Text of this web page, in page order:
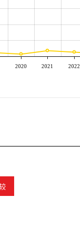
2020 2021 2022